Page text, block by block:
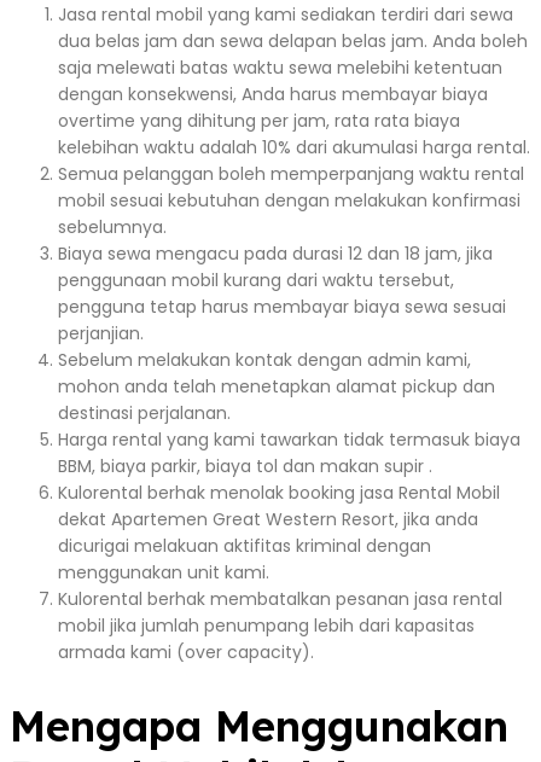
Jasa rental mobil yang kami sediakan terdiri dari sewa
dua belas jam dan sewa delapan belas jam. Anda boleh
saja melewati batas waktu sewa melebihi ketentuan
dengan konsekwensi, Anda harus membayar biaya
overtime yang dihitung per jam, rata rata biaya
kelebihan waktu adalah 10% dari akumulasi harga rental.
Semua pelanggan boleh memperpanjang waktu rental
mobil sesuai kebutuhan dengan melakukan konfirmasi
sebelumnya.
Biaya sewa mengacu pada durasi 12 dan 18 jam, jika
penggunaan mobil kurang dari waktu tersebut,
pengguna tetap harus membayar biaya sewa sesuai
perjanjian.
Sebelum melakukan kontak dengan admin kami,
mohon anda telah menetapkan alamat pickup dan
destinasi perjalanan.
Harga rental yang kami tawarkan tidak termasuk biaya
BBM, biaya parkir, biaya tol dan makan supir .
Kulorental berhak menolak booking jasa Rental Mobil
dekat Apartemen Great Western Resort, jika anda
dicurigai melakuan aktifitas kriminal dengan
menggunakan unit kami.
Kulorental berhak membatalkan pesanan jasa rental
mobil jika jumlah penumpang lebih dari kapasitas
armada kami (over capacity).
Mengapa Menggunakan